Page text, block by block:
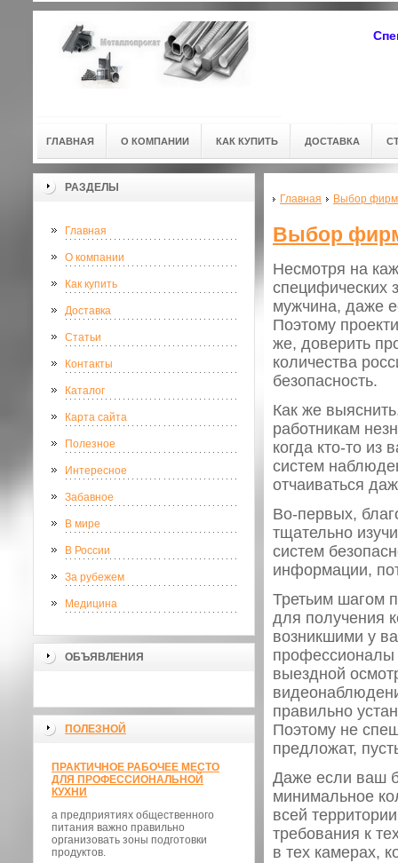
ГЛАВНАЯ О КОМПАНИИ КАК КУПИТЬ ДОСТАВКА
РАЗДЕЛЫ
Главная
О компании
Как купить
Доставка
Статьи
Контакты
Каталог
Карта сайта
Полезное
Интересное
Забавное
В мире
В России
За рубежем
Медицина
ОБЪЯВЛЕНИЯ
ПОЛЕЗНОЙ
ПРАКТИЧНОЕ РАБОЧЕЕ МЕСТО
ДЛЯ ПРОФЕССИОНАЛЬНОЙ
КУХНИ
а предприятиях общественного
питания важно правильно
организовать зоны подготовки
продуктов.
Главная Выбор
Выбор
Несмотря на
специфических
мужчина, даже
Поэтому
же, доверить
количества
безопасность.
Как же
работникам
когда кто-то
систем
отчаиваться
Во-первых,
тщательно
систем
информации,
Третьим шагом
для получения
возникшими у
профессионалы
выездной
правильно
Поэтому не
предложат,
Даже если ваш
минимальное
всей
требования к
в тех камерах,